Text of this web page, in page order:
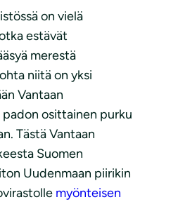
on vielä
estävät
merestä
niitä on yksi
Vantaan
osittainen purku
Tästä Vantaan
Suomen
Uudenmaan piirikin
myönteisen